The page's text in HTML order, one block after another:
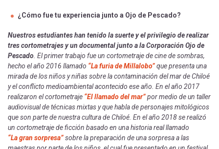
¿Cómo fue tu experiencia junto a Ojo de Pescado?
Nuestros estudiantes han tenido la suerte y el privilegio de realizar
tres cortometrajes y un documental junto a la Corporación Ojo de
Pescado . El primer trabajo fue un cortometraje de cine de sombras,
hecho el año 2016 llamado “La furia de Millalobo”que presenta una
mirada de los niños y niñas sobre la contaminación del mar de Chiloé
y el conflicto medioambiental acontecido ese año. En el año 2017
realizaron el cortometraje “El llamado del mar”por medio de un taller
audiovisual de técnicas mixtas y que habla de personajes mitológicos
que son parte de nuestra cultura de Chiloé. En el año 2018 se realizó
un cortometraje de ficción basado en una historia real llamado
“La gran sorpresa”sobre la preparación de una sorpresa a las